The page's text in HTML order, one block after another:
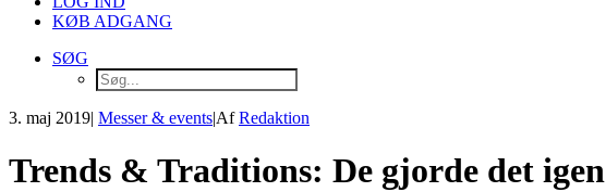
KØB ADGANG
SØG
3. maj 2019| Messer & events|AfRedaktion
Trends & Traditions: De gjorde det igen